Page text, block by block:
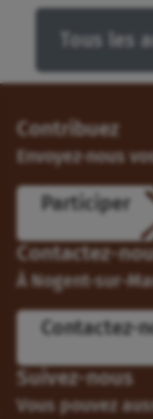
Tous
Contribuez
Envoyez-nous
Participer
Contactez-
À Nogent-sur-
Contactez-
Suivez-nous
Vous pouvez